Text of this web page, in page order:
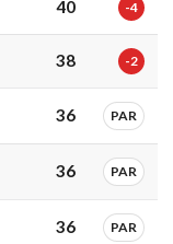
40 -4
38 -2
36 PAR
36 PAR
36 PAR